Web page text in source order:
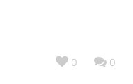
0 0